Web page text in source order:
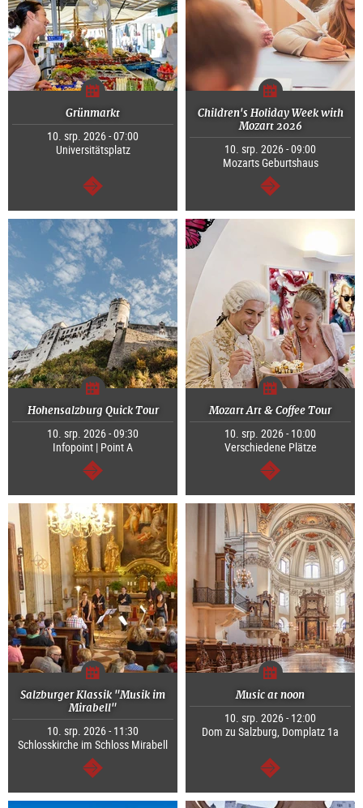
Grünmarkt
10. srp. 2026 - 07:00
Universitätsplatz
continue
Children's Holiday Week with
Mozart 2026
10. srp. 2026 - 09:00
Mozarts Geburtshaus
continue
Hohensalzburg Quick Tour
10. srp. 2026 - 09:30
Infopoint | Point A
continue
Mozart Art & Coffee Tour
10. srp. 2026 - 10:00
Verschiedene Plätze
continue
Salzburger Klassik "Musik im
Mirabell"
10. srp. 2026 - 11:30
Schlosskirche im Schloss Mirabell
continue
Music at noon
10. srp. 2026 - 12:00
Dom zu Salzburg, Domplatz 1a
continue